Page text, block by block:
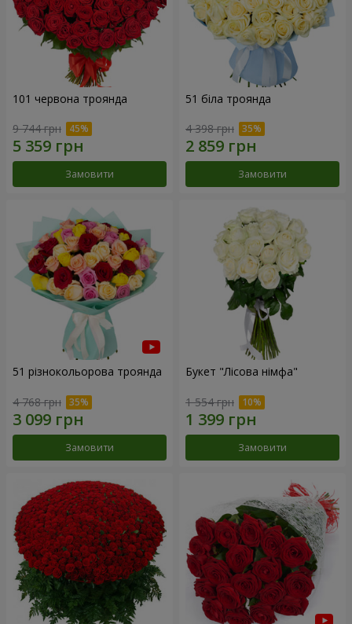
101 червона троянда
9 744 грн
Замовити
51 біла троянда
4 398 грн
Замовити
51 різнокольорова троянда
4 768 грн
Замовити
Букет "Лісова німфа"
1 554 грн
Замовити